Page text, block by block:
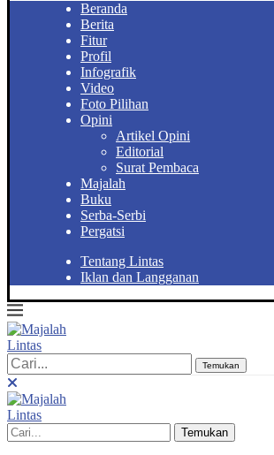
Beranda
Berita
Fitur
Profil
Infografik
Video
Foto Pilihan
Opini
Artikel Opini
Editorial
Surat Pembaca
Majalah
Buku
Serba-Serbi
Pergatsi
Tentang Lintas
Iklan dan Langganan
Temukan
Temukan